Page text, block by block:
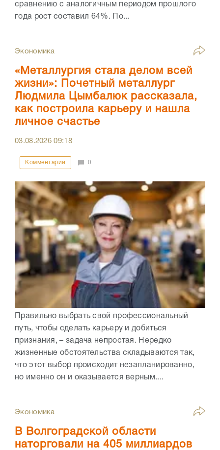
сравнению с аналогичным периодом прошлого
года рост составил 64%. По...
Экономика
«Металлургия стала делом всей
жизни»: Почетный металлург
Людмила Цымбалюк рассказала,
как построила карьеру и нашла
личное счастье
03.08.202609:18
Комментарии 0
Правильно выбрать свой профессиональный
путь, чтобы сделать карьеру и добиться
признания, – задача непростая. Нередко
жизненные обстоятельства складываются так,
что этот выбор происходит незапланированно,
но именно он и оказывается верным....
Экономика
В Волгоградской области
наторговали на 405 миллиардов